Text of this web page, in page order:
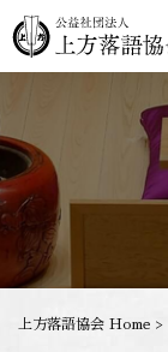
上方落語協会 Home >